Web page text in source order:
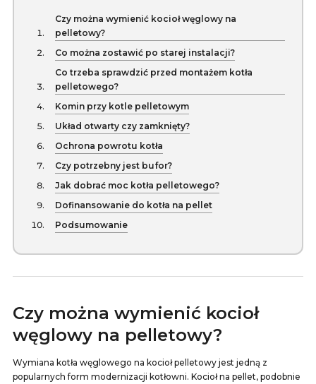
Czy można wymienić kocioł węglowy na
pelletowy?
Co można zostawić po starej instalacji?
Co trzeba sprawdzić przed montażem kotła
pelletowego?
Komin przy kotle pelletowym
Układ otwarty czy zamknięty?
Ochrona powrotu kotła
Czy potrzebny jest bufor?
Jak dobrać moc kotła pelletowego?
Dofinansowanie do kotła na pellet
Podsumowanie
Czy można wymienić kocioł
węglowy na pelletowy?
Wymiana kotła węglowego na kocioł pelletowy jest jedną z
popularnych form modernizacji kotłowni. Kocioł na pellet, podobnie